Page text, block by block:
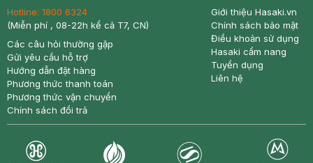
Hotline: 1800 6324
(Miễn phí , 08-22h kể cả T7, CN)
Các câu hỏi thường gặp
Gửi yêu cầu hỗ trợ
Hướng dẫn đặt hàng
Phương thức thanh toán
Phương thức vận chuyển
Chính sách đổi trả
Giới thiệu Hasaki.vn
Chính sách bảo mật
Điều khoản sử dụng
Hasaki cẩm nang
Tuyển dụng
Liên hệ